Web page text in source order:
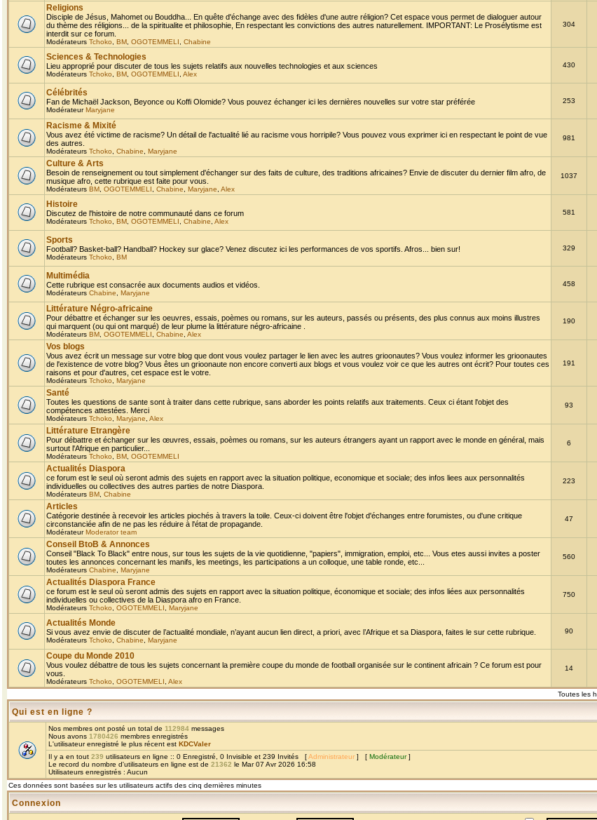
Religions
Disciple de Jésus, Mahomet ou Bouddha... En quête d'échange avec des fidèles d'une autre réligion? Cet espace vous permet de dialoguer autour
du thème des réligions... de la spiritualite et philosophie, En respectant les convictions des autres naturellement. IMPORTANT: Le Prosélytisme est
interdit sur ce forum.
Modérateurs Tchoko BM OGOTEMMELI Chabine
304
Sciences & Technologies
Lieu approprié pour discuter de tous les sujets relatifs aux nouvelles technologies et aux sciences
Modérateurs Tchoko BM OGOTEMMELI Alex
430
Célébrités
Fan de Michaël Jackson, Beyonce ou Koffi Olomide? Vous pouvez échanger ici les dernières nouvelles sur votre star préférée
ModérateurMaryjane
253
Racisme & Mixité
Vous avez été victime de racisme? Un détail de l'actualité lié au racisme vous horripile? Vous pouvez vous exprimer ici en respectant le point de vue
des autres.
Modérateurs Tchoko Chabine Maryjane
981
Culture & Arts
Besoin de renseignement ou tout simplement d'échanger sur des faits de culture, des traditions africaines? Envie de discuter du dernier film afro, de
musique afro, cette rubrique est faite pour vous.
Modérateurs BM OGOTEMMELI Chabine Maryjane Alex
1037
Histoire
Discutez de l'histoire de notre communauté dans ce forum
Modérateurs Tchoko BM OGOTEMMELI Chabine Alex
581
Sports
Football? Basket-ball? Handball? Hockey sur glace? Venez discutez ici les performances de vos sportifs. Afros... bien sur!
Modérateurs Tchoko BM
329
Multimédia
Cette rubrique est consacrée aux documents audios et vidéos.
Modérateurs Chabine Maryjane
458
Littérature Négro-africaine
Pour débattre et échanger sur les oeuvres, essais, poèmes ou romans, sur les auteurs, passés ou présents, des plus connus aux moins illustres
qui marquent (ou qui ont marqué) de leur plume la littérature négro-africaine .
Modérateurs BM OGOTEMMELI Chabine Alex
190
Vos blogs
Vous avez écrit un message sur votre blog que dont vous voulez partager le lien avec les autres grioonautes? Vous voulez informer les grioonautes
de l'existence de votre blog? Vous êtes un grioonaute non encore converti aux blogs et vous voulez voir ce que les autres ont écrit? Pour toutes ces
raisons et pour d'autres, cet espace est le votre.
Modérateurs Tchoko Maryjane
191
Santé
Toutes les questions de sante sont à traiter dans cette rubrique, sans aborder les points relatifs aux traitements. Ceux ci étant l'objet des
compétences attestées. Merci
Modérateurs Tchoko Maryjane Alex
93
Littérature Etrangère
Pour débattre et échanger sur les œuvres, essais, poèmes ou romans, sur les auteurs étrangers ayant un rapport avec le monde en général, mais
surtout l'Afrique en particulier...
Modérateurs Tchoko BM OGOTEMMELI
6
Actualités Diaspora
ce forum est le seul où seront admis des sujets en rapport avec la situation politique, economique et sociale; des infos liees aux personnalités
individuelles ou collectives des autres parties de notre Diaspora.
Modérateurs BM Chabine
223
Articles
Catégorie destinée à recevoir les articles piochés à travers la toile. Ceux-ci doivent être l'objet d'échanges entre forumistes, ou d'une critique
circonstanciée afin de ne pas les réduire à l'état de propagande.
ModérateurModerator team
47
Conseil BtoB & Annonces
Conseil "Black To Black" entre nous, sur tous les sujets de la vie quotidienne, "papiers", immigration, emploi, etc... Vous etes aussi invites a poster
toutes les annonces concernant les manifs, les meetings, les participations a un colloque, une table ronde, etc...
Modérateurs Chabine Maryjane
560
Actualités Diaspora France
ce forum est le seul où seront admis des sujets en rapport avec la situation politique, économique et sociale; des infos liées aux personnalités
individuelles ou collectives de la Diaspora afro en France.
Modérateurs Tchoko OGOTEMMELI Maryjane
750
Actualités Monde
Si vous avez envie de discuter de l’actualité mondiale, n’ayant aucun lien direct, a priori, avec l’Afrique et sa Diaspora, faites le sur cette rubrique.
Modérateurs Tchoko Chabine Maryjane
90
Coupe du Monde 2010
Vous voulez débattre de tous les sujets concernant la première coupe du monde de football organisée sur le continent africain ? Ce forum est pour
vous.
Modérateurs Tchoko OGOTEMMELI Alex
14
Toutes les
Qui est en ligne ?
Nos membres ont posté un total de 112984 messages
Nous avons 1780426 membres enregistrés
L'utilisateur enregistré le plus récent est KDCValer
Il y a en tout 239 utilisateurs en ligne :: 0 Enregistré, 0 Invisible et 239 Invités [Administrateur ] [ Modérateur]
Le record du nombre d'utilisateurs en ligne est de 21362 le Mar 07 Avr 2026 16:58
Utilisateurs enregistrés : Aucun
Ces données sont basées sur les utilisateurs actifs des cinq dernières minutes
Connexion